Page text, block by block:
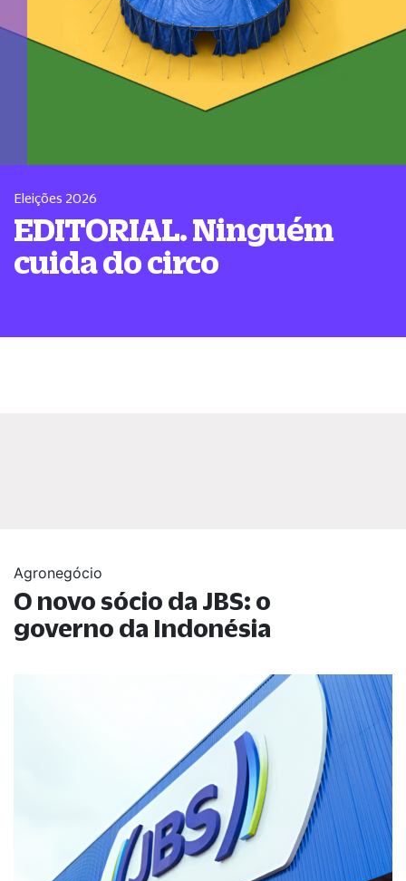
Eleições 2026
EDITORIAL. Ninguém
cuida do circo
Agronegócio
O novo sócio da JBS: o
governo da Indonésia